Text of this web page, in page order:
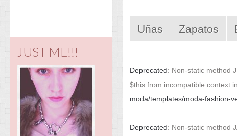
JUST ME!!!
Uñas Zapatos
Deprecated: Non-static method
$this from incompatible context in
moda/templates/moda-fashion-
Deprecated: Non-static method